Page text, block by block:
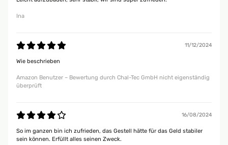
Ina
11/12/2024
Wie beschrieben
Amazon Benutzer – Bewertung durch Chal-Tec GmbH nicht eigenständig
überprüft
16/08/2024
So im ganzen bin ich zufrieden, das Gestell hätte für das Geld stabiler
sein können. Erfüllt alles seinen Zweck.